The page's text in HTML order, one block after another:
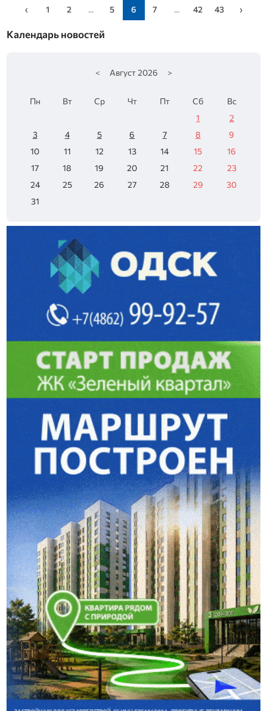
‹ 1 2 ... 5 6 7 ... 42 43 ›
Календарь новостей
< Август 2026 >
Пн Вт Ср Чт Пт Сб
Вс
1
2
3
4 5 6 7 8
9
10
11 12 13 14 15
16
17
18 19 20 21 22
23
24
25 26 27 28 29
30
31